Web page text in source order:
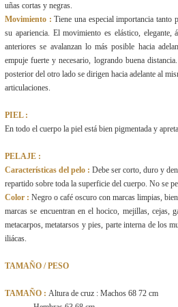
uñas cortas y negras.
Movimiento :Tiene una especial importancia tanto
su apariencia. El movimiento es elástico,
anteriores se avalanzan lo más posible hacia
empuje fuerte y necesario, logrando buena
posterior del otro lado se dirigen hacia adelante al
articulaciones.
PIEL :
En todo el cuerpo la piel está bien pigmentada y
PELAJE :
Características del pelo : Debe ser corto, duro y
repartido sobre toda la superficie del cuerpo. No se
Color : Negro o café oscuro con marcas limpias,
marcas se encuentran en el hocico, mejillas, cejas,
metacarpos, metatarsos y pies, parte interna de los
iliácas.
TAMAÑO / PESO
TAMAÑO : Altura de cruz : Machos 68 72 cm